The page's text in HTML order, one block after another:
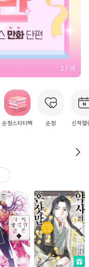
2 / 15
순정스타터팩 순정 신작캘